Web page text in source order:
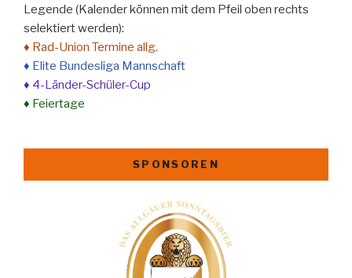
Legende (Kalender können mit dem Pfeil oben rechts
selektiert werden):
♦ Rad-Union Termine allg.
♦ Elite Bundesliga Mannschaft
♦ 4-Länder-Schüler-Cup
♦ Feiertage
SPONSOREN